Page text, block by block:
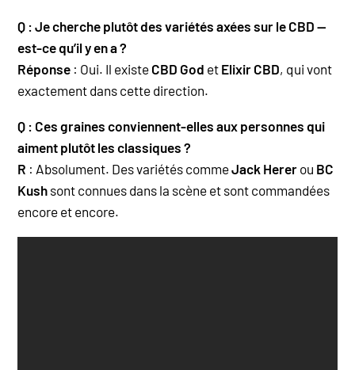
Q : Je cherche plutôt des variétés axées sur le CBD —
est-ce qu’il y en a ?
Réponse : Oui. Il existe CBD God et Elixir CBD, qui vont
exactement dans cette direction.
Q : Ces graines conviennent-elles aux personnes qui
aiment plutôt les classiques ?
R : Absolument. Des variétés commeJack Herer ou BC
Kush sont connues dans la scène et sont commandées
encore et encore.